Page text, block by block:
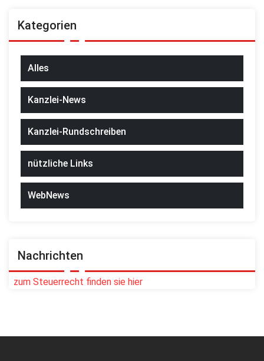
Kategorien
Alles
Kanzlei-News
Kanzlei-Rundschreiben
nützliche Links
WebNews
Nachrichten
zum Steuerrecht finden sie hier